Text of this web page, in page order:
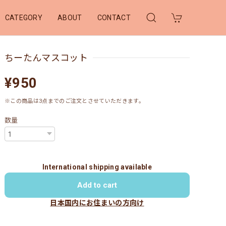
CATEGORY ABOUT CONTACT
ちーたんマスコット
¥950
※この商品は3点までのご注文とさせていただきます。
数量
International shipping available
Add to cart
日本国内にお住まいの方向け